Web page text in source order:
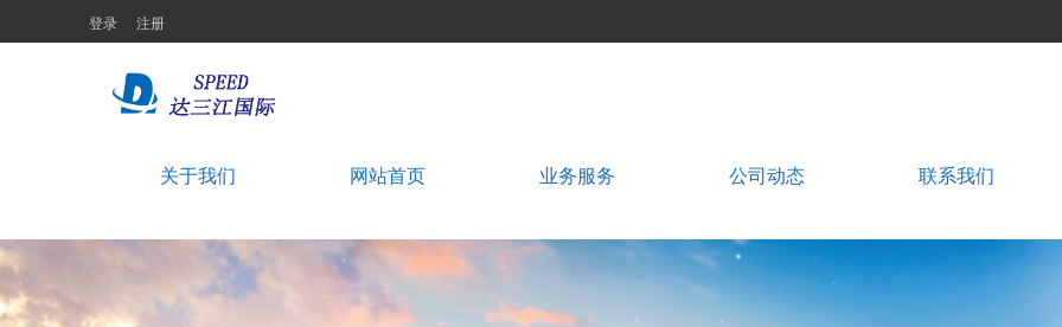
登录 注册
关于我们 网站首页 业务服务 公司动态 联系我们